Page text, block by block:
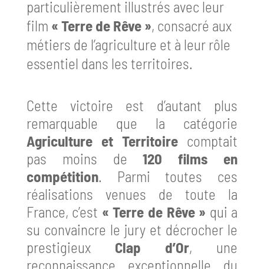
particulièrement illustrés avec leur
film « Terre de Rêve », consacré aux
métiers de l’agriculture et à leur rôle
essentiel dans les territoires.
Cette victoire est d’autant plus
remarquable que la catégorie
Agriculture et Territoire comptait
pas moins de120 films en
compétition. Parmi toutes ces
réalisations venues de toute la
France, c’est « Terre de Rêve » qui a
su convaincre le jury et décrocher le
prestigieux Clap d’Or, une
reconnaissance exceptionnelle du